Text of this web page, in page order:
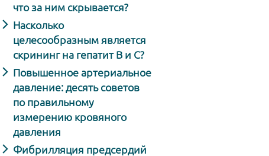
что за ним скрывается?
Насколько
целесообразным является
скрининг на гепатит В и С?
Повышенное артериальное
давление: десять советов
по правильному
измерению кровяного
давления
Фибрилляция предсердий